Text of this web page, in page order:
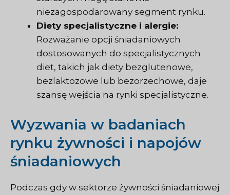
niezagospodarowany segment rynku.
Diety specjalistyczne i alergie:
Rozważanie opcji śniadaniowych
dostosowanych do specjalistycznych
diet, takich jak diety bezglutenowe,
bezlaktozowe lub bezorzechowe, daje
szansę wejścia na rynki specjalistyczne.
Wyzwania w badaniach
rynku żywności i napojów
śniadaniowych
Podczas gdy w sektorze żywności śniadaniowej